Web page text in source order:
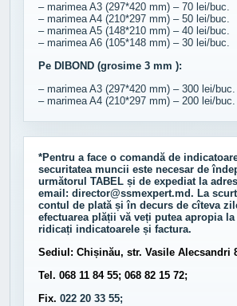
– marimea A3 (297*420 mm) – 70 lei/buc.
– marimea A4 (210*297 mm) – 50 lei/buc.
– marimea A5 (148*210 mm) – 40 lei/buc.
– marimea A6 (105*148 mm) – 30 lei/buc.
Pe DIBOND (grosime 3 mm ):
– marimea A3 (297*420 mm) – 300 lei/buc.
– marimea A4 (210*297 mm) – 200 lei/buc.
*Pentru a face o comandă de
securitatea muncii este necesar de
următorul TABEL și de expediat la
email: director@ssmexpert.md. La
contul de plată și în decurs de cîteva
efectuarea plății vă veți putea apropia
ridicați indicatoarele și factura.
Sediul: Chișinău, str. Vasile Alecsandri
Tel. 068 11 84 55; 068 82 15 72;
Fix. 022 20 33 55;